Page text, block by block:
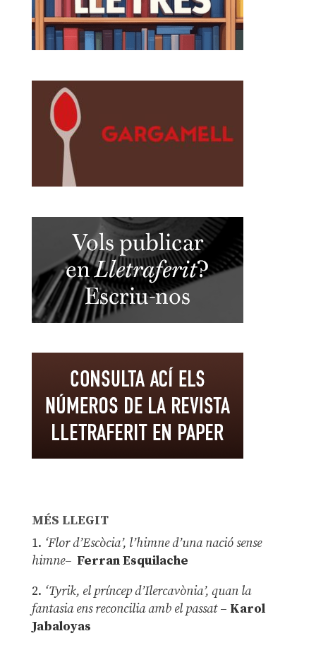
MÉS LLEGIT
1. ‘Flor d’Escòcia’, l’himne d’una nació sense
himne– Ferran Esquilache
2. ‘Tyrik, el príncep d’Ilercavònia’, quan la
fantasia ens reconcilia amb el passat– Karol
Jabaloyas